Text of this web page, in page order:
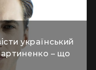
український
– що